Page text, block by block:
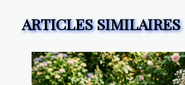
ARTICLES SIMILAIRES